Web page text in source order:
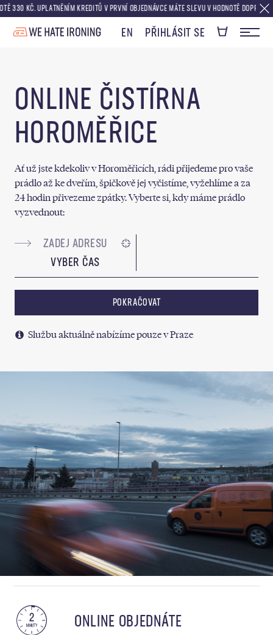
UPLATNĚNÍM KREDITŮ V PRVNÍ OBJEDNÁVCE MÁTE SLEVU V HODNOTĚ DOPRAVY
EN PŘIHLÁSIT SE
ONLINE ČISTÍRNA
HOROMĚŘICE
Ať už jste kdekoliv v Horoměřicích, rádi přijedeme pro vaše
prádlo až ke dveřím, špičkově jej vyčistíme, vyžehlíme a za
24 hodin přivezeme zpátky. Vyberte si, kdy máme prádlo
vyzvednout:
VYBER ČAS
POKRAČOVAT
Službu aktuálně nabízíme pouze v Praze
ONLINE OBJEDNÁTE